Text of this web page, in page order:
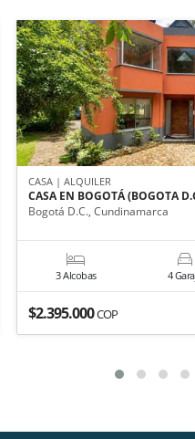
CASA | ALQUILER
CASA EN BOGOTÁ (BOGOTA
Bogotá D.C., Cundinamarca
3 Alcobas 4
$2.395.000COP